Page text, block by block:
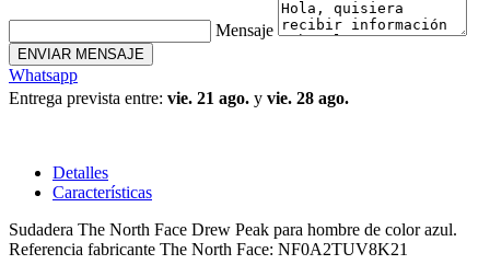
Mensaje
ENVIAR MENSAJE
Whatsapp
Entrega prevista entre: vie. 21 ago. y vie. 28 ago.
Detalles
Características
Sudadera The North Face Drew Peak para hombre de color azul.
Referencia fabricante The North Face: NF0A2TUV8K21